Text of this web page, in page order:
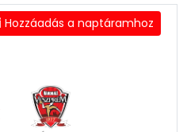
Hozzáadás a naptáramhoz